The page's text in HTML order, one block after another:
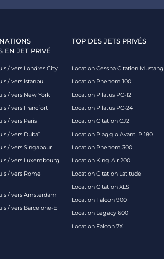
EN JET PRIVÉ
/ vers Londres City
/ vers Istanbul
/ vers New York
/ vers Francfort
/ vers Paris
/ vers Dubaï
/ vers Singapour
/ vers Luxembourg
/ vers Rome
/ vers Amsterdam
/ vers Barcelone-El
TOP DES JETS PRIVÉS
Location Cessna Citation Mustang
Location Phenom 100
Location Pilatus PC-12
Location Pilatus PC-24
Location Citation CJ2
Location Piaggio Avanti P 180
Location Phenom 300
Location King Air 200
Location Citation Latitude
Location Citation XLS
Location Falcon 900
Location Legacy 600
Location Falcon 7X